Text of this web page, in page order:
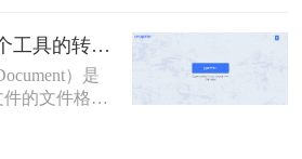
式，各自有
而，在某些情
格式的文
更广泛地使
换pdf文件
OFD转换为
OFD转PDF更快：2个工具的转换速度和批量处理能力对比！
）是
的文件格
件格式。在